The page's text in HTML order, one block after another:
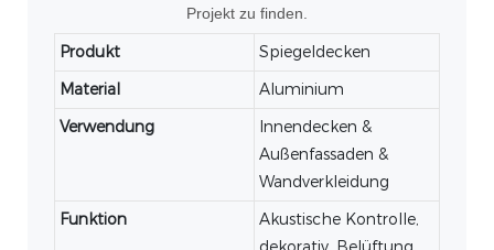
Projekt zu finden.
Produkt
Spiegeldecken
Material
Aluminium
Verwendung
Innendecken &
Außenfassaden &
Wandverkleidung
Funktion
Akustische Kontrolle,